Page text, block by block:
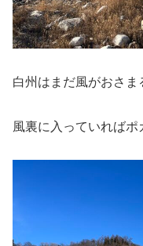
白州はまだ風がおさま
風裏に入っていればポ